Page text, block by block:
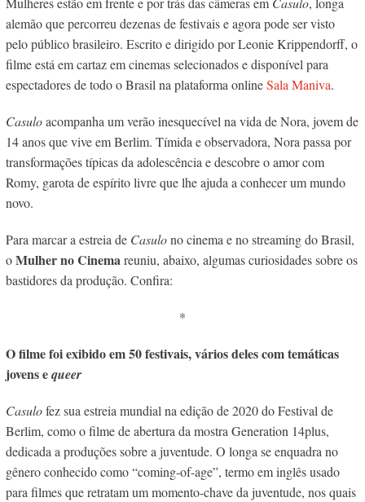
alemão que percorreu dezenas de festivais e agora pode ser visto
pelo público brasileiro. Escrito e dirigido por Leonie Krippendorff, o
filme está em cartaz em cinemas selecionadose disponível para
espectadores de todo o Brasil na plataforma onlineSala Maniva.
Casuloacompanha um verão inesquecível na vida de Nora, jovem de
14 anos que vive em Berlim. Tímida e observadora, Nora passa por
transformações típicas da adolescência e descobre o amor com
Romy, garota de espírito livre que lhe ajuda a conhecer um mundo
novo.
Para marcar a estreia de Casulono cinema e no streaming do Brasil,
oMulher no Cinemareuniu, abaixo, algumas curiosidades sobre os
bastidores da produção. Confira:
*
O filme foi exibido em 50 festivais, vários deles com temáticas
jovens equeer
Casulofez sua estreia mundial na edição de 2020 do Festival de
Berlim, como o filme de abertura da mostra Generation 14plus,
dedicada a produções sobre a juventude. O longa se enquadra no
gênero conhecido como “coming-of-age”, termo em inglês usado
para filmes que retratam um momento-chave da juventude, nos quais